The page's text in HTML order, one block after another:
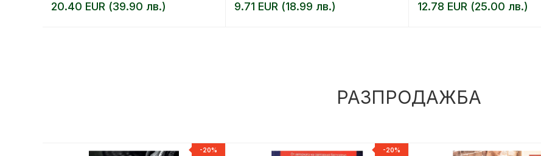
20.40 EUR (39.90 лв.) 9.71 EUR (18.99 лв.) 12.78 EUR (25.00 лв.)
РАЗПРОДАЖБА
-20% -20%